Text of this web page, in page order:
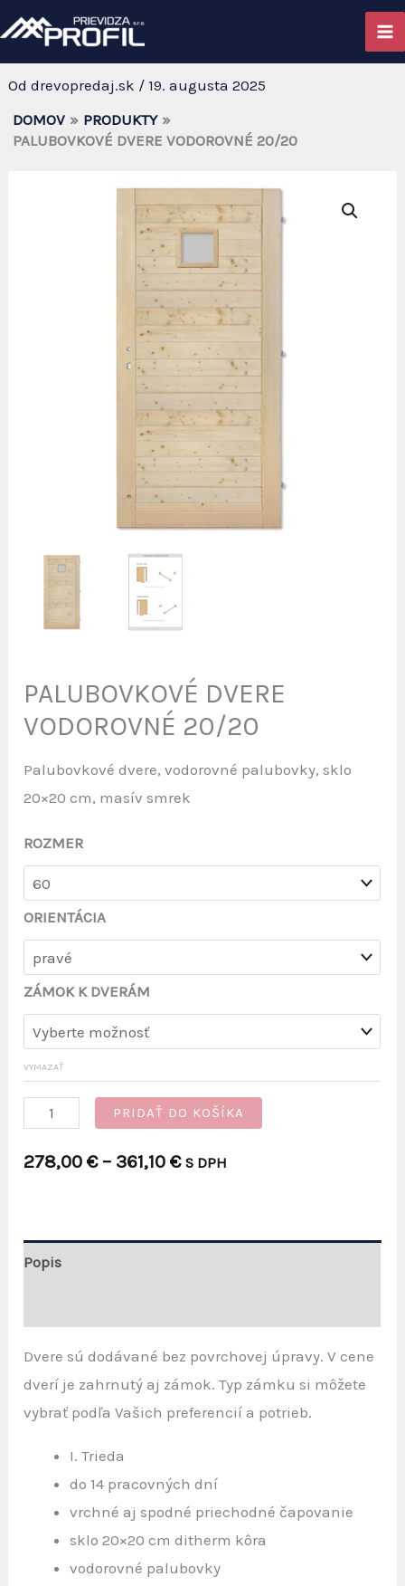
Preskočiť
na
obsah
PALUBOVKOVÉ DVERE
VODOROVNÉ 20/20
Od drevopredaj.sk / 19. augusta 2025
DOMOV
PRODUKTY
PALUBOVKOVÉ DVERE VODOROVNÉ 20/20
PALUBOVKOVÉ DVERE
VODOROVNÉ 20/20
Palubovkové dvere, vodorovné palubovky, sklo
20×20 cm, masív smrek
ROZMER
ORIENTÁCIA
ZÁMOK K DVERÁM
VYMAZAŤ
množstvo
DVERE
PRIDAŤ DO KOŠÍKA
278,00€ – 361,10€Price
S DPH
Popis
Dvere sú dodávané bez povrchovej úpravy. V cene
dverí je zahrnutý aj zámok. Typ zámku si môžete
vybrať podľa Vašich preferencií a potrieb.
I. Trieda
do 14 pracovných dní
vrchné aj spodné priechodné čapovanie
sklo 20×20 cm ditherm kôra
vodorovné palubovky